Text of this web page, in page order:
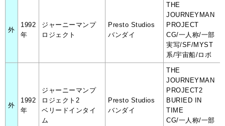
外
1992
年
ジャーニーマンプ
ロジェクト
Presto Studios
バンダイ
THE
JOURNEYMAN
PROJECT
CG/一人称/一部
実写/SF/MYST
系/宇宙船/ロボ
外
1992
年
ジャーニーマンプ
ロジェクト2
ベリードインタイ
ム
Presto Studios
バンダイ
THE
JOURNEYMAN
PROJECT2
BURIED IN
TIME
CG/一人称/一部